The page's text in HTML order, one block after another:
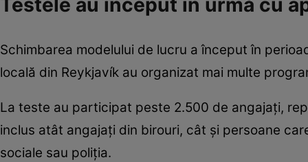
Testele au început în urmă cu
Schimbarea modelului de lucru a început în
locală din Reykjavík au organizat mai multe
La teste au participat peste 2.500 de angajați,
inclus atât angajați din birouri, cât și persoane
sociale sau poliția.